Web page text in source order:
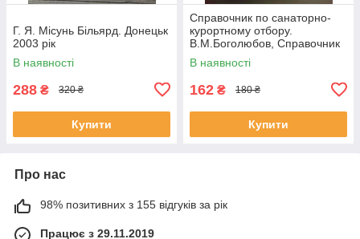
Г. Я. Місунь Більярд. Донецьк
2003 рік
В наявності
288 ₴ 320 ₴
Купити
Справочник по санаторно-
курортному отбору.
В.М.Боголюбов, Справочник
по санаторно-курортному
отбору.
В наявності
162 ₴ 180 ₴
Купити
Про нас
98% позитивних з 155 відгуків за рік
Працює з 29.11.2019